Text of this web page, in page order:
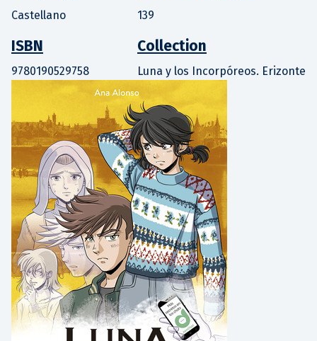
Castellano
ISBN
9780190529758
139
Collection
Luna y los Incorpóreos. Erizonte